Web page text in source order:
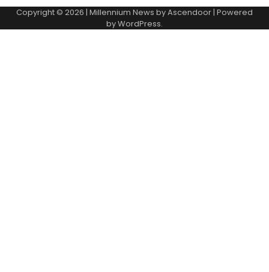
Copyright © 2026 | Millennium News byAscendoor| Powered
byWordPress.